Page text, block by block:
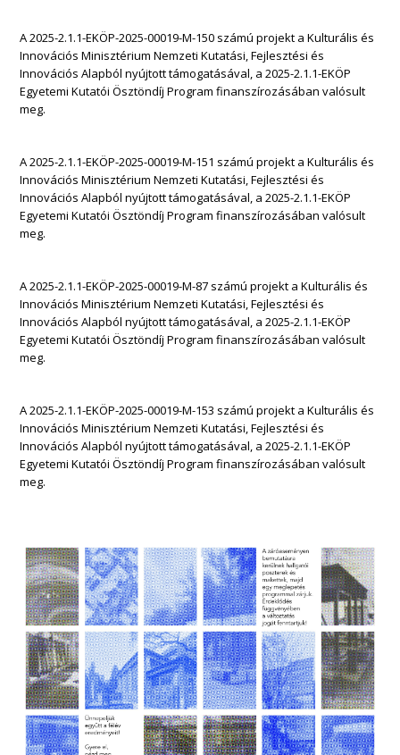
A 2025-2.1.1-EKÖP-2025-00019-M-150 számú projekt a Kulturális és
Innovációs Minisztérium Nemzeti Kutatási, Fejlesztési és
Innovációs Alapból nyújtott támogatásával, a 2025-2.1.1-EKÖP
Egyetemi Kutatói Ösztöndíj Program finanszírozásában valósult
meg.
A 2025-2.1.1-EKÖP-2025-00019-M-151 számú projekt a Kulturális és
Innovációs Minisztérium Nemzeti Kutatási, Fejlesztési és
Innovációs Alapból nyújtott támogatásával, a 2025-2.1.1-EKÖP
Egyetemi Kutatói Ösztöndíj Program finanszírozásában valósult
meg.
A 2025-2.1.1-EKÖP-2025-00019-M-87 számú projekt a Kulturális és
Innovációs Minisztérium Nemzeti Kutatási, Fejlesztési és
Innovációs Alapból nyújtott támogatásával, a 2025-2.1.1-EKÖP
Egyetemi Kutatói Ösztöndíj Program finanszírozásában valósult
meg.
A 2025-2.1.1-EKÖP-2025-00019-M-153 számú projekt a Kulturális és
Innovációs Minisztérium Nemzeti Kutatási, Fejlesztési és
Innovációs Alapból nyújtott támogatásával, a 2025-2.1.1-EKÖP
Egyetemi Kutatói Ösztöndíj Program finanszírozásában valósult
meg.